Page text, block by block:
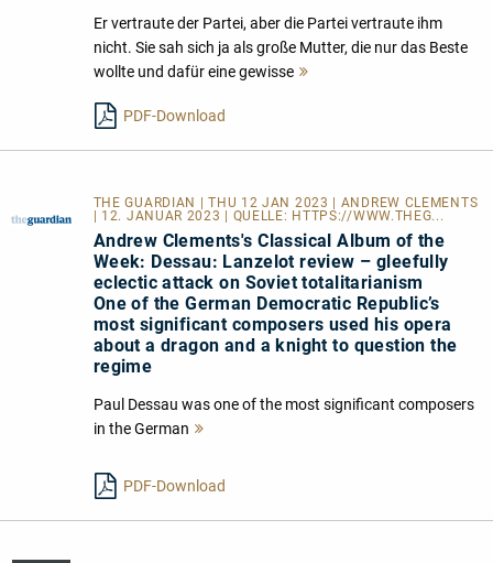
Er vertraute der Partei, aber die Partei vertraute ihm
nicht. Sie sah sich ja als große Mutter, die nur das Beste
wollte und dafür eine gewisse
PDF-Download
THE GUARDIAN | THU 12 JAN 2023 | ANDREW CLEMENTS
| 12. JANUAR 2023 | QUELLE: HTTPS://WWW.THEG...
Andrew Clements's Classical Album of the
Week: Dessau: Lanzelot review – gleefully
eclectic attack on Soviet totalitarianism
One of the German Democratic Republic’s
most significant composers used his opera
about a dragon and a knight to question the
regime
Paul Dessau was one of the most significant composers
in the German
PDF-Download